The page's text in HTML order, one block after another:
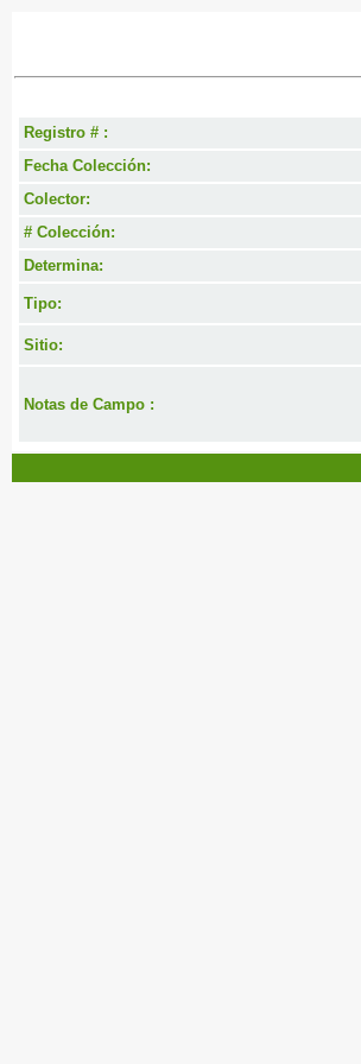
Registro # :
Fecha Colección:
Colector:
# Colección:
Determina:
Tipo:
Sitio:
Notas de Campo :